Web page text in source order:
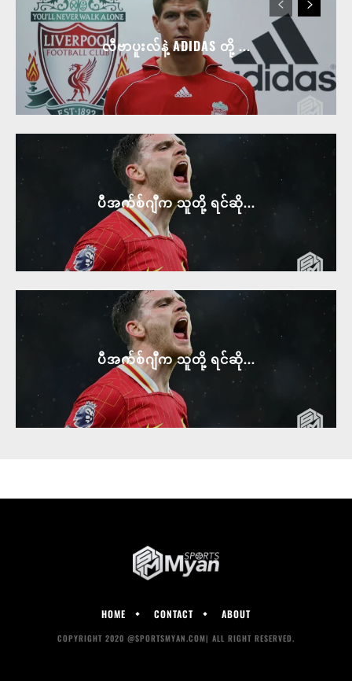
လီဗာပူးလ်နဲ့ ADIDAS တို့ ...
ပီအက်စ်ဂျီက သူတို့ ရင်ဆို...
ပီအက်စ်ဂျီက သူတို့ ရင်ဆို...
HOME CONTACT ABOUT
COPYRIGHT 2020 @SPORTSMYAN.COM| ALL RIGHT RESERVED.